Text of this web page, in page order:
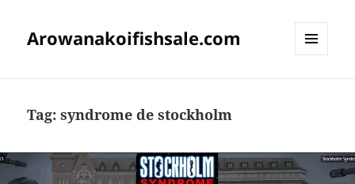
Arowanakoifishsale.com
Tag:syndrome de stockholm